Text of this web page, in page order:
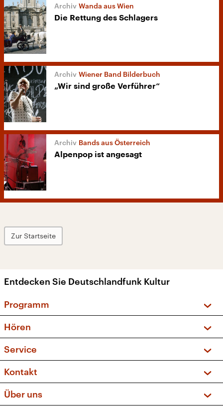
Wanda aus Wien
Die Rettung des Schlagers
Wiener Band Bilderbuch
„Wir sind große Verführer“
Bands aus Österreich
Alpenpop ist angesagt
Zur Startseite
Entdecken Sie Deutschlandfunk Kultur
Programm
Sendungen und Podcasts
Musikliste
Kakadu – Das Kinderprogramm
Hören
Frequenzen (UKW + DAB+)
Service
FAQ
Apps
Newsletter
Kontakt
Social Media
Über uns